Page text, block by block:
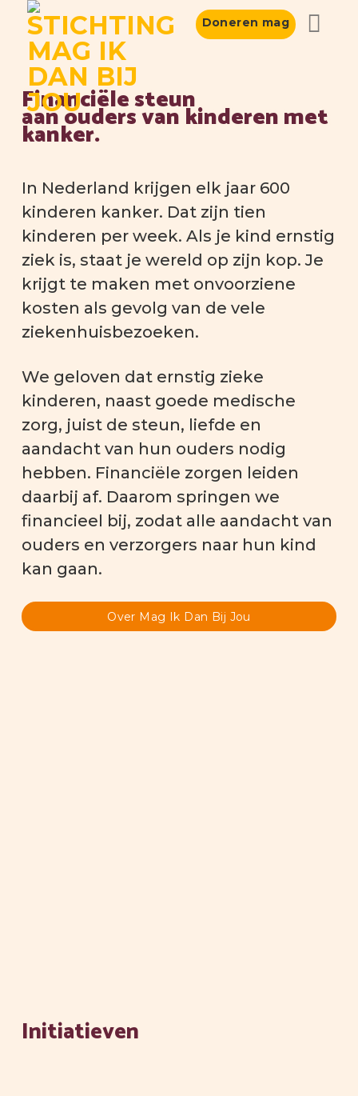
content
Doneren mag
Financiële steun
aan ouders van kinderen met
kanker.
In Nederland krijgen elk jaar 600
kinderen kanker. Dat zijn tien
kinderen per week. Als je kind ernstig
ziek is, staat je wereld op zijn kop. Je
krijgt te maken met onvoorziene
kosten als gevolg van de vele
ziekenhuisbezoeken.
We geloven dat ernstig zieke
kinderen, naast goede medische
zorg, juist de steun, liefde en
aandacht van hun ouders nodig
hebben. Financiële zorgen leiden
daarbij af. Daarom springen we
financieel bij, zodat alle aandacht van
ouders en verzorgers naar hun kind
kan gaan.
Over Mag Ik Dan Bij Jou
Initiatieven